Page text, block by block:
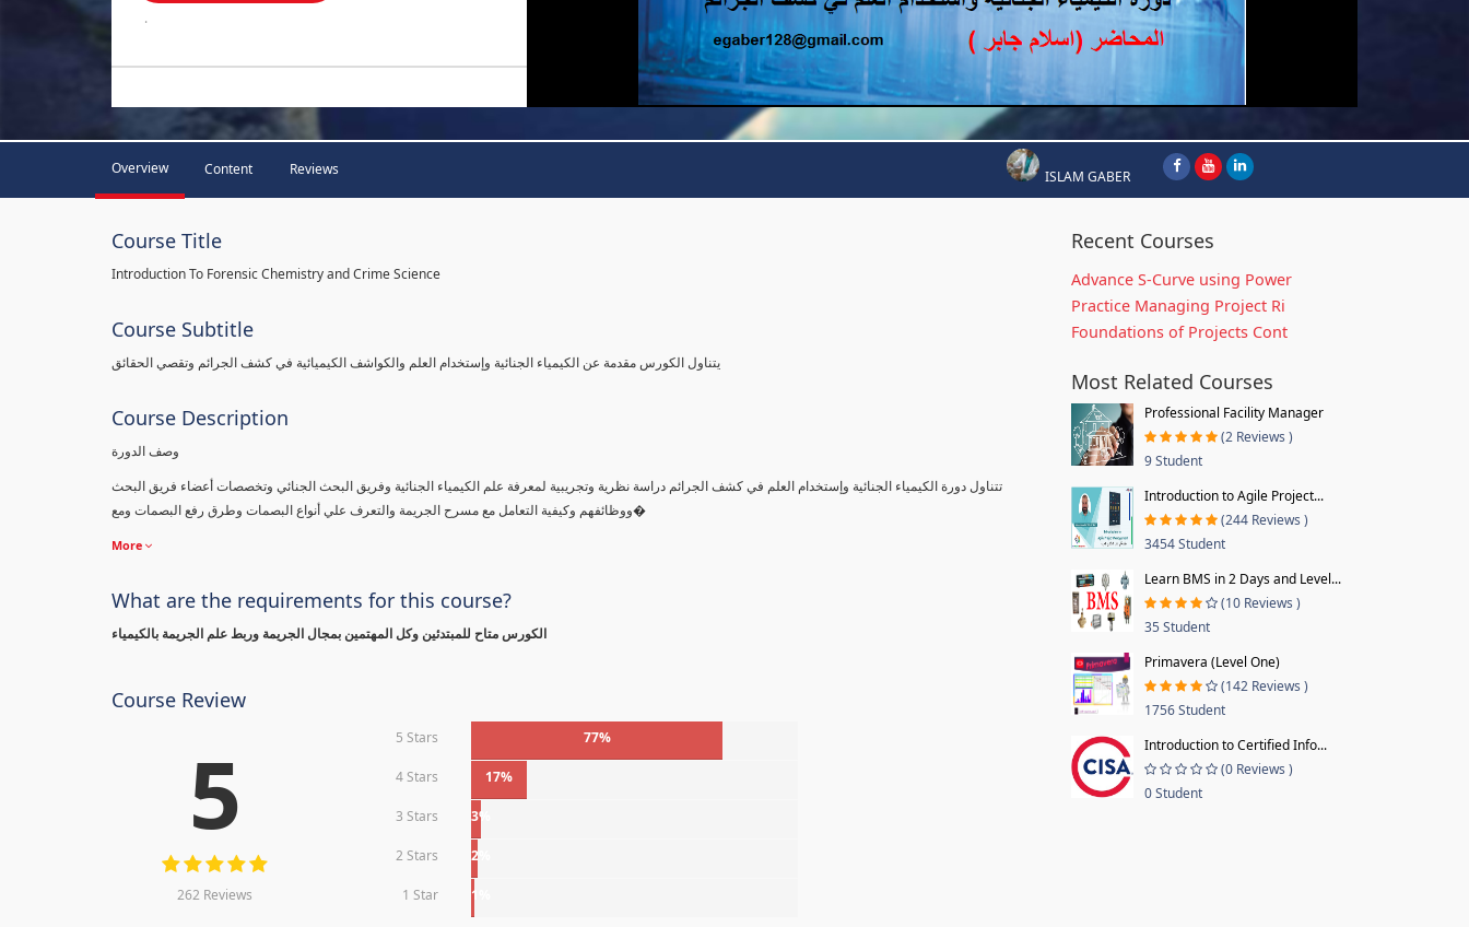
.
Overview Content Reviews ISLAM GABER
Course Title
Introduction To Forensic Chemistry and Crime Science
Course Subtitle
يتناول الكورس مقدمة عن الكيمياء الجنائية وإستخدام العلم والكواشف الكيميائية في كشف الجرائم وتقصي الحقائق
Course Description
وصف الدورة
تتناول دورة الكيمياء الجنائية وإستخدام العلم في كشف الجرائم دراسة نظرية وتجريبية لمعرفة علم الكيمياء الجنائية وفريق البحث الجنائي وتخصصات أعضاء فريق البحث
ووظائفهم وكيفية التعامل مع مسرح الجريمة والتعرف علي أنواع البصمات وطرق رفع البصمات ومع�
More
What are the requirements for this course?
الكورس متاح للمبتدئين وكل المهتمين بمجال الجريمة وربط علم الجريمة بالكيمياء
Course Review
5
262 Reviews
5 Stars 77%
4 Stars 17%
3 Stars 3%
2 Stars 2%
1 Star 1%
Recent Courses
Advance S-Curve using Power
Practice Managing Project Ri
Foundations of Projects Cont
Most Related Courses
Professional Facility Manager
(2 Reviews )
9 Student
Introduction to Agile Project...
(244 Reviews )
3454 Student
Learn BMS in 2 Days and Level...
(10 Reviews )
35 Student
Primavera (Level One)
(142 Reviews )
1756 Student
Introduction to Certified Info...
(0 Reviews )
0 Student